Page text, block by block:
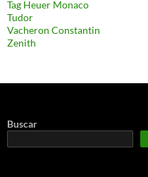
Tag Heuer Monaco
Tudor
Vacheron Constantin
Zenith
Buscar